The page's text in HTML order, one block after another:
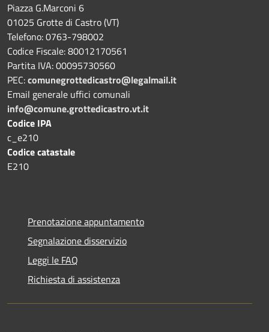
Piazza G.Marconi 6
01025 Grotte di Castro (VT)
Telefono: 0763-798002
Codice Fiscale: 80012170561
Partita IVA: 00095730560
PEC:comunegrottedicastro@legalmail.it
Email generale uffici comunali
info@comune.grottedicastro.vt.it
Codice IPA
c_e210
Codice catastale
E210
Prenotazione appuntamento
Segnalazione disservizio
Leggi le FAQ
Richiesta di assistenza